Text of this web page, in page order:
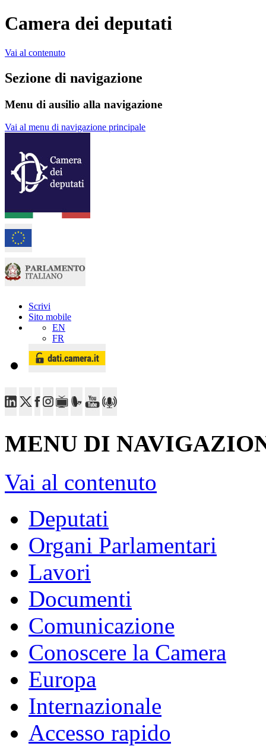
Camera dei deputati
Vai al contenuto
Sezione di navigazione
Menu di ausilio alla navigazione
Vai al menu di navigazione principale
Scrivi
Sito mobile
EN
FR
MENU DI
Vai al contenuto
Deputati
Organi Parlamentari
Lavori
Documenti
Comunicazione
Conoscere la Camera
Europa
Internazionale
Accesso rapido